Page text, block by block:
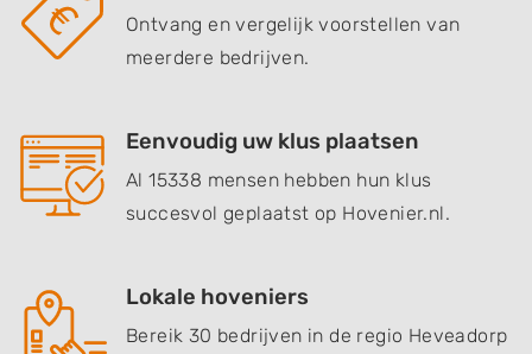
Ontvang en vergelijk voorstellen van
meerdere bedrijven.
Eenvoudig uw klus plaatsen
Al 15338 mensen hebben hun klus
succesvol geplaatst op Hovenier.nl.
Lokale hoveniers
Bereik 30 bedrijven in de regio Heveadorp